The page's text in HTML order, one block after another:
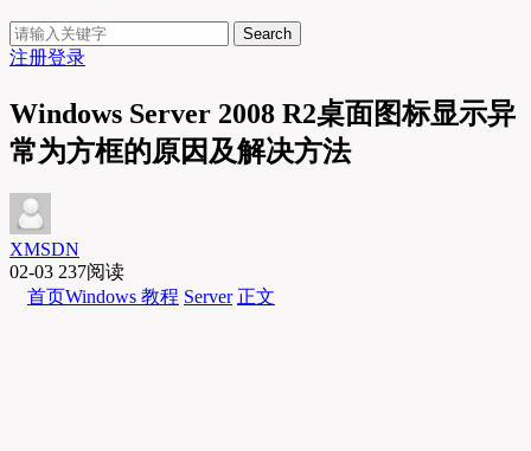
Search
注册登录
Windows Server 2008 R2桌面图标显示异
常为方框的原因及解决方法
XMSDN
02-03 237阅读
首页Windows 教程 Server 正文